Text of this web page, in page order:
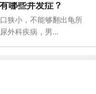
哪些并发症？
狭小，不能够翻出龟所
外科疾病，男...